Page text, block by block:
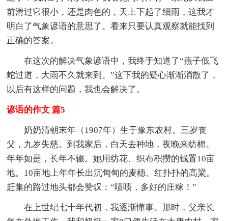
前滑过它很小，还是肉色的，天上下起了细雨，这我才
明白了气象谚语的意思了。看来只要认真观察就能找到
正确的答案。
在这次的解决气象谚语中，我终于知道了“燕子低飞
蛇过道，大雨不久就来到。”这下我的疑心渐渐消散了，
以后有这样的问题，我也会解决了。
谚语的作文 篇5
奶奶清朝末年（1907年）生于豫东农村。三岁丧
父，九岁失慈。到我家后，白天去种地，夜晚来纺棉。
年年如是，长年不辍。她用纺花、织布积攒的钱置10亩
地。10亩地上年年长出沉甸甸的麦穗、红扑扑的高粱。
赶集的路过地头都会赞叹：“啧啧，多好的庄稼！”
在上世纪七十年代初，我逐渐懂事。那时，父亲长